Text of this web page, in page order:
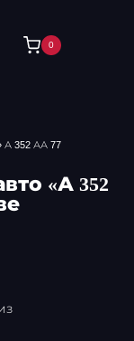
0
А 352 АА 77
«А 352